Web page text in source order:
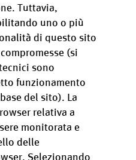
Tuttavia,
uno o più
di questo sito
(si
sono
funzionamento
del sito). La
relativa a
monitorata e
delle
Selezionando